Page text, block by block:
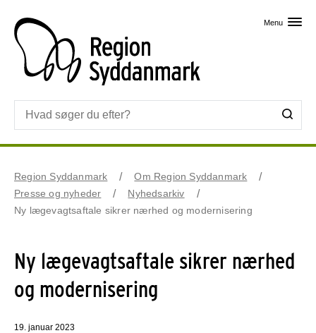
Menu
Region Syddanmark
Om Region Syddanmark
Presse og nyheder
Nyhedsarkiv
Ny lægevagtsaftale sikrer nærhed og modernisering
Ny lægevagtsaftale sikrer nærhed
og modernisering
19. januar 2023